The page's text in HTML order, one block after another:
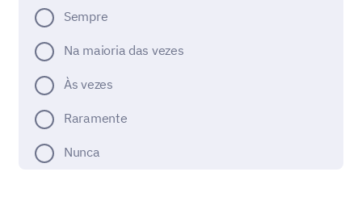
Sempre
Na maioria das vezes
Às vezes
Raramente
Nunca